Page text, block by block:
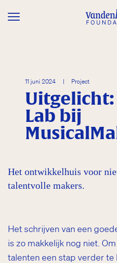
Overslaan en naar de
11 juni 2024 | Project
Uitgelicht:
Lab bij
Het ontwikkelhuis voor
talentvolle makers.
Het schrijven van een
is zo makkelijk nog niet.
talenten een stap verder te